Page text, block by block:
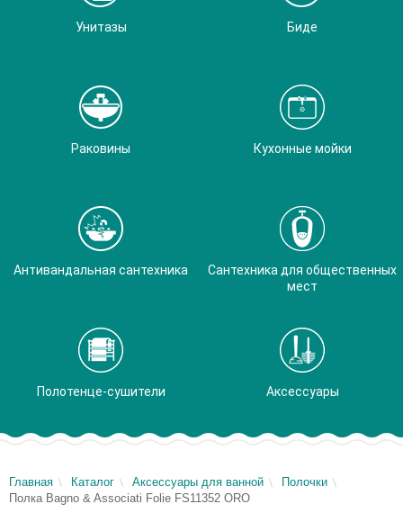
Унитазы Биде
Раковины Кухонные мойки
Антивандальная сантехника
Сантехника для общественных
мест
Полотенце-сушители Аксессуары
Главная Каталог Аксессуары для ванной
Полочки
Полка Bagno & Associati Folie FS11352 ORO